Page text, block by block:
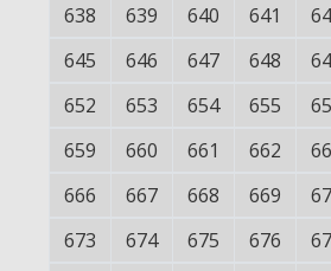
638
639 640 641
645
646 647 648
652
653 654 655
659
660 661 662
666
667 668 669
673
674 675 676